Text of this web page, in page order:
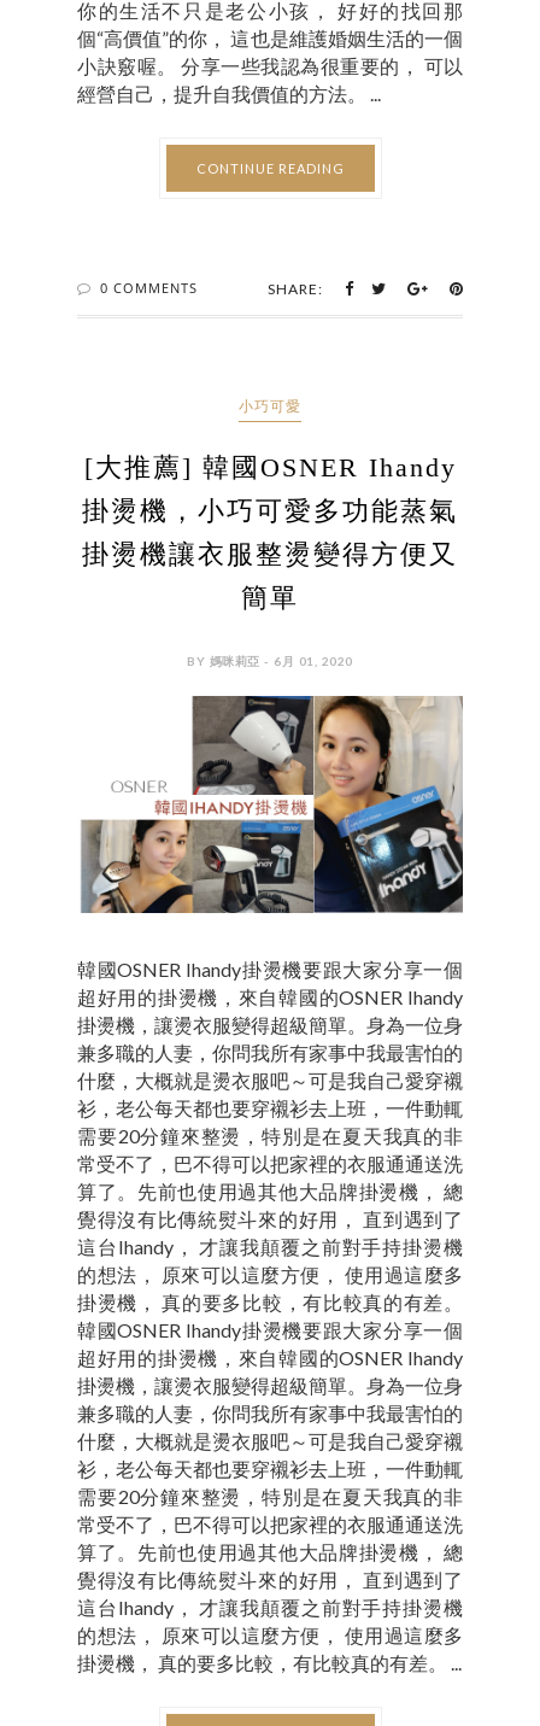
你的生活不只是老公小孩， 好好的找回那
個“高價值”的你， 這也是維護婚姻生活的一個
小訣竅喔。 分享一些我認為很重要的， 可以
經營自己，提升自我價值的方法。 ...
CONTINUE READING
0 COMMENTS SHARE:
小巧可愛
[大推薦] 韓國OSNER Ihandy
掛燙機，小巧可愛多功能蒸氣
掛燙機讓衣服整燙變得方便又
簡單
BY 媽咪莉亞 - 6月 01, 2020
韓國OSNER Ihandy掛燙機要跟大家分享一個
超好用的掛燙機，來自韓國的OSNER Ihandy
掛燙機，讓燙衣服變得超級簡單。身為一位身
兼多職的人妻，你問我所有家事中我最害怕的
什麼，大概就是燙衣服吧～可是我自己愛穿襯
衫，老公每天都也要穿襯衫去上班，一件動輒
需要20分鐘來整燙，特別是在夏天我真的非
常受不了，巴不得可以把家裡的衣服通通送洗
算了。先前也使用過其他大品牌掛燙機， 總
覺得沒有比傳統熨斗來的好用， 直到遇到了
這台Ihandy， 才讓我顛覆之前對手持掛燙機
的想法， 原來可以這麼方便， 使用過這麼多
掛燙機， 真的要多比較，有比較真的有差。
韓國OSNER Ihandy掛燙機要跟大家分享一個
超好用的掛燙機，來自韓國的OSNER Ihandy
掛燙機，讓燙衣服變得超級簡單。身為一位身
兼多職的人妻，你問我所有家事中我最害怕的
什麼，大概就是燙衣服吧～可是我自己愛穿襯
衫，老公每天都也要穿襯衫去上班，一件動輒
需要20分鐘來整燙，特別是在夏天我真的非
常受不了，巴不得可以把家裡的衣服通通送洗
算了。先前也使用過其他大品牌掛燙機， 總
覺得沒有比傳統熨斗來的好用， 直到遇到了
這台Ihandy， 才讓我顛覆之前對手持掛燙機
的想法， 原來可以這麼方便， 使用過這麼多
掛燙機， 真的要多比較，有比較真的有差。 ...